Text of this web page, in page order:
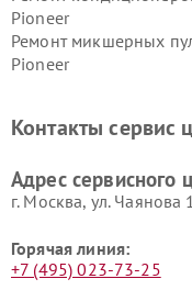
Pioneer
Ремонт микшерных
Pioneer
Контакты сервис
Адрес сервисного
г. Москва, ул. Чаянова
Горячая линия:
+7 (495) 023-73-25